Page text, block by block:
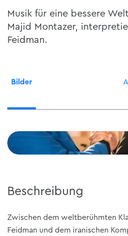
Musik für eine bessere
Majid Montazer,
Feidman.
Bilder
Beschreibung
Zwischen dem weltberühmten
Feidman und dem iranischen